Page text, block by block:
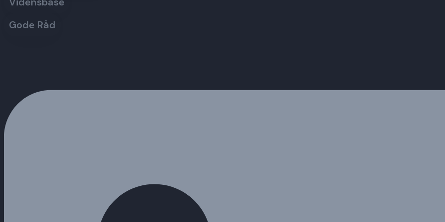
Gode Råd